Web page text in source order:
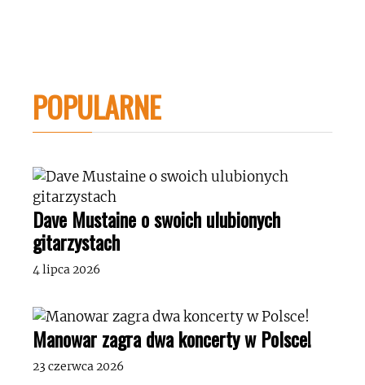
POPULARNE
Dave Mustaine o swoich ulubionych
gitarzystach
4 lipca 2026
Manowar zagra dwa koncerty w Polsce!
23 czerwca 2026